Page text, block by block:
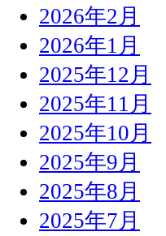
2026年2月
2026年1月
2025年12月
2025年11月
2025年10月
2025年9月
2025年8月
2025年7月